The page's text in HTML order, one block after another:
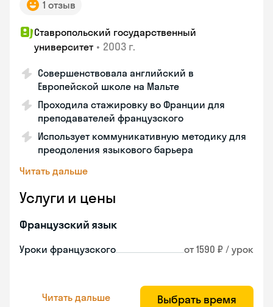
1 отзыв
Ставропольский государственный
университет • 2003 г.
Совершенствовала английский в
Европейской школе на Мальте
Проходила стажировку во Франции для
преподавателей французского
Использует коммуникативную методику для
преодоления языкового барьера
Читать дальше
Услуги и цены
Французский язык
Уроки французского от 1590 ₽ / урок
Читать дальше Выбрать время